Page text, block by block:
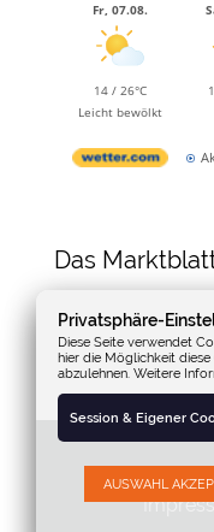
Fr, 07.08.
14 / 26°C
Leicht bewölkt
Das
Privatsphäre-
Diese Seite verwendet
hier die Möglichkeit
abzulehnen. Weitere
Session & Eigener
AUSWAHL